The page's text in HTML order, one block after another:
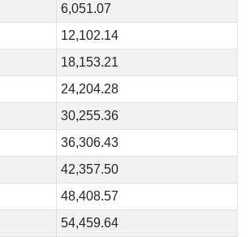
6,051.07
12,102.14
18,153.21
24,204.28
30,255.36
36,306.43
42,357.50
48,408.57
54,459.64